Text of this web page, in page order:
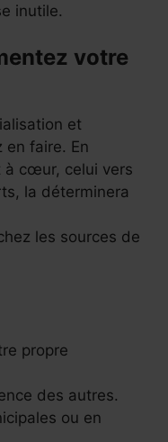
inutile.
votre
et
en faire. En
à cœur, celui vers
la déterminera
les sources de
propre
des autres.
ou en